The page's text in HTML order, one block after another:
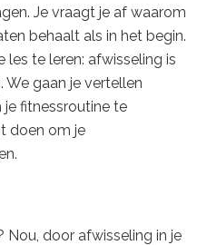
Je vraagt je af waarom
behaalt als in het begin.
les te leren: afwisseling is
gaan je vertellen
fitnessroutine te
doen om je
Nou, door afwisseling in je